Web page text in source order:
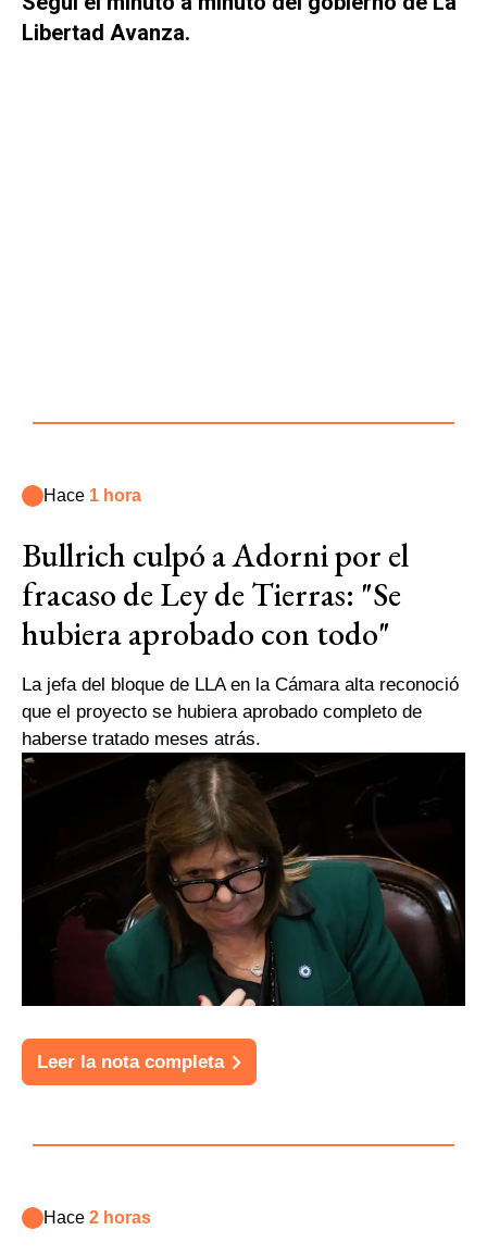
Libertad Avanza.
Hace 1 hora
Bullrich culpó a Adorni por el
fracaso de Ley de Tierras: "Se
hubiera aprobado con todo"
La jefa del bloque de LLA en la Cámara alta reconoció
que el proyecto se hubiera aprobado completo de
haberse tratado meses atrás.
Leer la nota completa
Hace 2 horas